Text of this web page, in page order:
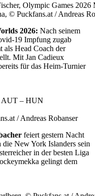
Olympic Games 2026
© Puckfans.at / Andreas
2026: Nach seinem
19 Impfung zugab
als Head Coach der
Mit Jan Cadieux
für das Heim-Turnier
AUT – HUN
/ Andreas Robanser
feiert gestern Nacht
New York Islanders sein
in der besten Liga
gelingt dem